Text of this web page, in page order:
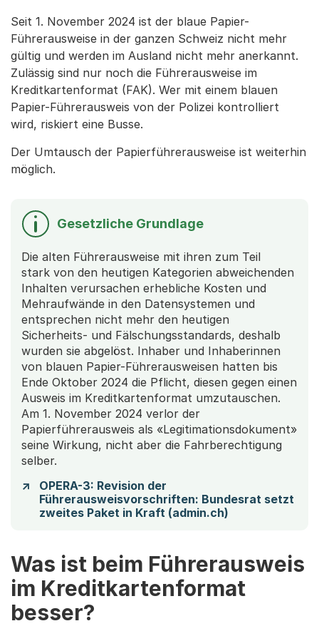
Seit 1. November 2024 ist der blaue Papier-
Führerausweise in der ganzen Schweiz nicht mehr
gültig und werden im Ausland nicht mehr anerkannt.
Zulässig sind nur noch die Führerausweise im
Kreditkartenformat (FAK). Wer mit einem blauen
Papier-Führerausweis von der Polizei kontrolliert
wird, riskiert eine Busse.
Der Umtausch der Papierführerausweise ist weiterhin
möglich.
Gesetzliche Grundlage
Die alten Führerausweise mit ihren zum Teil
stark von den heutigen Kategorien abweichenden
Inhalten verursachen erhebliche Kosten und
Mehraufwände in den Datensystemen und
entsprechen nicht mehr den heutigen
Sicherheits- und Fälschungsstandards, deshalb
wurden sie abgelöst. Inhaber und Inhaberinnen
von blauen Papier-Führerausweisen hatten bis
Ende Oktober 2024 die Pflicht, diesen gegen einen
Ausweis im Kreditkartenformat umzutauschen.
Am 1. November 2024 verlor der
Papierführerausweis als «Legitimationsdokument»
seine Wirkung, nicht aber die Fahrberechtigung
selber.
OPERA-3: Revision der
Führerausweisvorschriften: Bundesrat setzt
zweites Paket in Kraft (admin.ch)
Was ist beim Führerausweis
im Kreditkartenformat
besser?